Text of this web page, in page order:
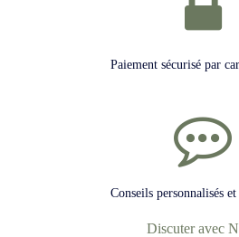
Paiement sécurisé par
Conseils personnalisés
Discuter avec